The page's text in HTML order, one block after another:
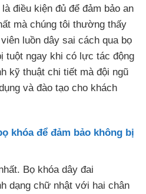
điều kiện đủ để đảm bảo an
mà chúng tôi thường thấy
luồn dây sai cách qua bọ
tuột ngay khi có lực tác động
kỹ thuật chi tiết mà đội ngũ
và đào tạo cho khách
khóa để đảm bảo không bị
Bọ khóa dây đai
dạng chữ nhật với hai chân